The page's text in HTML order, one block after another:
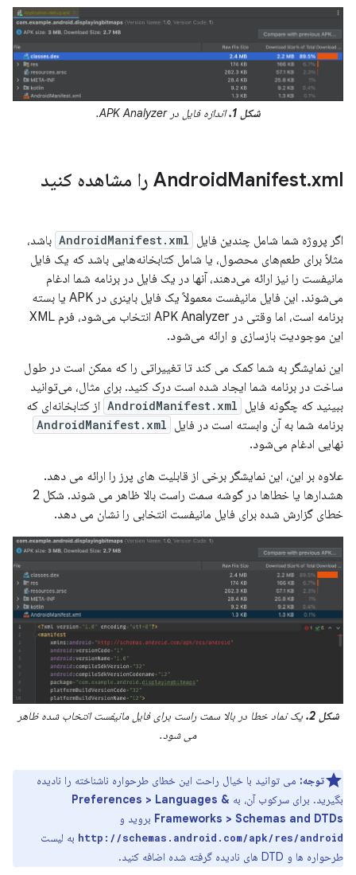
شکل 1. اندازه فایل در APK Analyzer.
AndroidManifest.xml را مشاهده کنید
اگر پروژه شما شامل چندین فایل AndroidManifest.xml باشد،
مثلاً برای طعم‌های محصول، یا شامل کتابخانه‌هایی باشد که یک فایل
مانیفست را نیز ارائه می‌دهند، آنها در یک فایل در برنامه شما ادغام
می‌شوند. این فایل مانیفست معمولاً یک فایل باینری در APK یا بسته
برنامه است، اما وقتی در APK Analyzer انتخاب می‌شود، فرم XML
این موجودیت بازسازی و ارائه می‌شود.
این نمایشگر به شما کمک می کند تا تغییراتی را که ممکن است در طول
ساخت در برنامه شما ایجاد شده است درک کنید. برای مثال، می‌توانید
ببینید که چگونه فایل AndroidManifest.xml از کتابخانه‌ای که
برنامه شما به آن وابسته است در فایل AndroidManifest.xml
نهایی ادغام می‌شود.
علاوه بر این، این نمایشگر برخی از قابلیت های پرز را ارائه می دهد.
هشدارها یا خطاها در گوشه سمت راست بالا ظاهر می شوند. شکل 2
خطای گزارش شده برای فایل مانیفست انتخابی را نشان می دهد.
شکل 2.
یک نماد خطا در بالا سمت راست برای فایل مانیفست انتخاب شده ظاهر
می شود.
توجه: می توانید با خیال راحت این خطای طرحواره ناشناخته را نادیده
بگیرید. برای سرکوب آن، به Preferences > Languages ​​&
Frameworks > Schemas and DTDs بروید و
http://schemas.android.com/apk/res/android به لیست
طرحواره ها و DTD های نادیده گرفته شده اضافه کنید.